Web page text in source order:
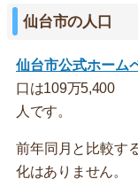
仙台市の人口
仙台市公式ホーム
口は109万5,400
人です。
前年同月と比較す
化はありません。